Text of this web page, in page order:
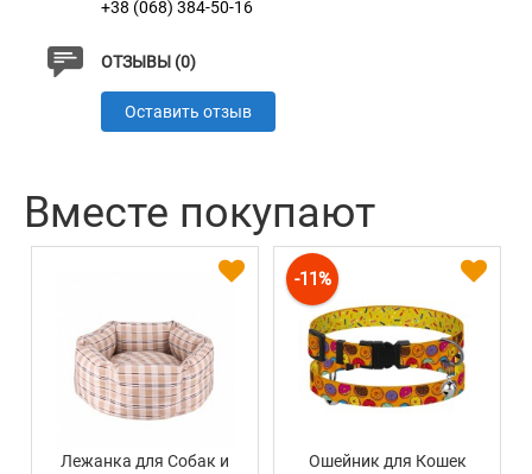
+38 (068) 384-50-16
ОТЗЫВЫ (0)
Оставить отзыв
Вместе покупают
Лежанка для Собак и
-11%
Ошейник для Кошек